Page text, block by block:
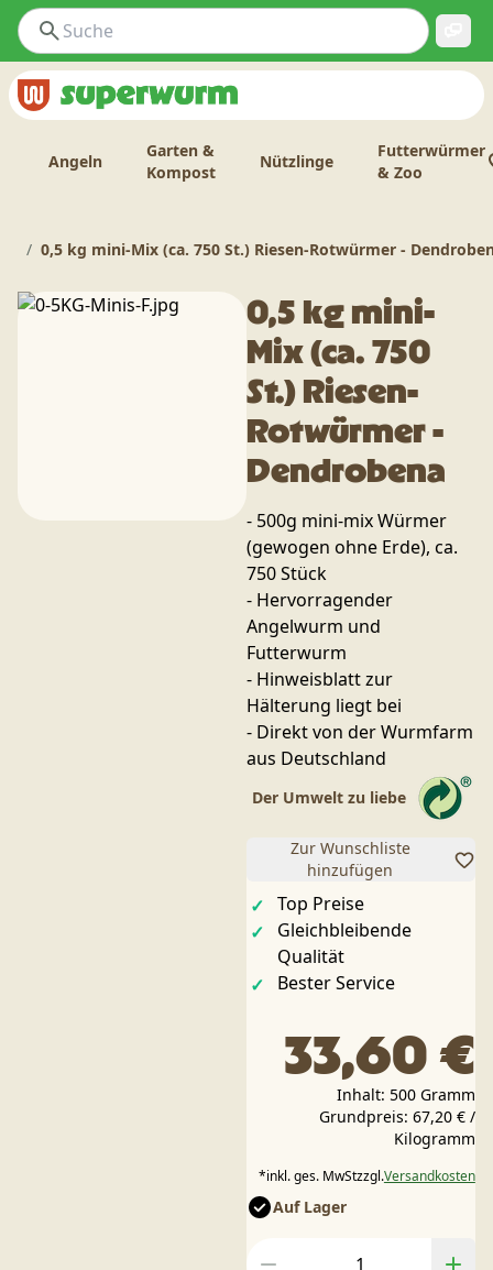
Angeln
Garten &
Kompost
Nützlinge
Futterwürmer
& Zoo
0,5 kg mini-Mix (ca. 750 St.) Riesen-Rotwürmer -
0,5 kg mini-
Mix (ca. 750
St.) Riesen-
Rotwürmer -
Dendrobena
- 500g mini-mix Würmer
(gewogen ohne Erde), ca.
750 Stück
- Hervorragender
Angelwurm und
Futterwurm
- Hinweisblatt zur
Hälterung liegt bei
- Direkt von der Wurmfarm
aus Deutschland
Der Umwelt zu liebe
Zur Wunschliste
hinzufügen
Top Preise
Gleichbleibende
Qualität
Bester Service
33,60 €
Inhalt: 500 Gramm
Grundpreis: 67,20 € /
Kilogramm
*inkl. ges. MwStzzgl.Versandkosten
Auf Lager